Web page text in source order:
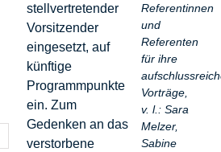
stellvertretender
Vorsitzender
eingesetzt, auf
künftige
Programmpunkte
ein. Zum
Gedenken an das
verstorbene
Referentinnen
und
Referenten
für ihre
Vorträge,
v. l.: Sara
Melzer,
Sabine